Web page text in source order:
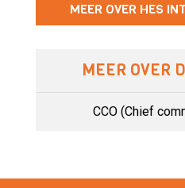
MEER OVER HES
MEER OVER
CCO (Chief